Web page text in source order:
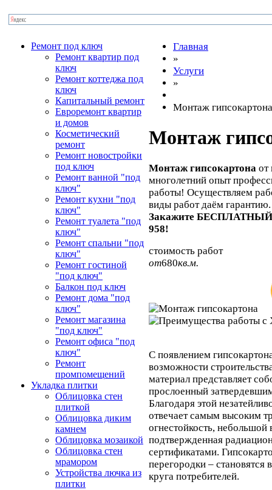
Ремонт под ключ
Ремонт квартир под
ключ
Ремонт коттеджа под
ключ
Капитальный ремонт
Евроремонт квартир
и домов
Косметический
ремонт
Ремонт новостройки
под ключ
Ремонт ванной "под
ключ"
Ремонт кухни "под
ключ"
Ремонт туалета "под
ключ"
Ремонт спальни "под
ключ"
Ремонт гостиной
"под ключ"
Балкон под ключ
Ремонт дома "под
ключ"
Ремонт магазина
"под ключ"
Ремонт офиса "под
ключ"
Ремонт
промпомещений
Укладка плитки
Облицовка стен
плиткой
Облицовка диким
камнем
Облицовка мозаикой
Облицовка стен
мрамором
Устройства лючка из
плитки
Главная
»
Услуги
»
Монтаж гипсокартона
Монтаж
Монтаж гипсокартона от
многолетний опыт
работы! Осуществляем
виды работ даём гарантию.
Закажите БЕСПЛАТНЫЙ
958!
стоимость работ
от680кв.м.
С появлением
возможности
материал представляет
прослоенный
Благодаря этой
отвечает самым высоким
огнестойкость, небольшой
подтвержденная
сертификатами.
перегородки –
круга потребителей.